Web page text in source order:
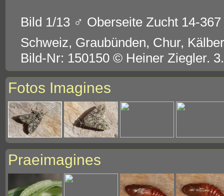
Bild 1/13 ♂ Oberseite Zucht 14-367
Schweiz, Graubünden, Chur,
Bild-Nr: 150150 © Heiner Ziegler.
Fotos Imagines
Praeimagines